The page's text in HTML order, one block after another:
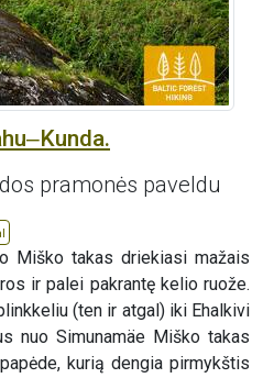
pramonės paveldu
Miško takas driekiasi mažais
ir palei pakrantę kelio ruože.
(ten ir atgal) iki Ehalkivi
nuo Simunamäe Miško takas
kurią dengia pirmykštis